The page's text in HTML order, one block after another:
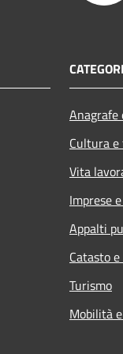
Cultura
Vita
Imprese
Appalti
Catasto
Turismo
Mobilità